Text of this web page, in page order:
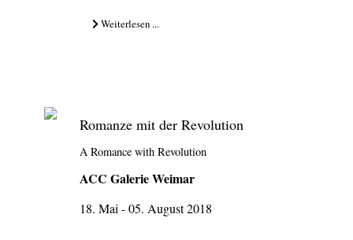
Weiterlesen ...
Romanze mit der Revolution
A Romance with Revolution
ACC Galerie Weimar
18. Mai - 05. August 2018